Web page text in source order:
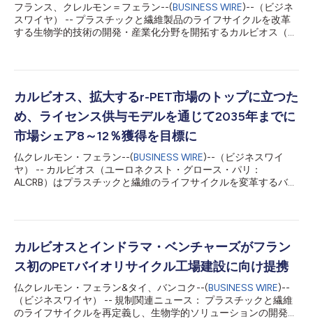
フランス、クレルモン＝フェラン--(BUSINESS WIRE)--（ビジネ
スワイヤ） -- プラスチックと繊維製品のライフサイクルを改革
する生物学的技術の開発・産業化分野を開拓するカルビオス（ユ
会いのもと、繊維前処理ラインを稼働開始しました。現在は手作
るために、当社は完全統合型の自動化ラインを開発しました。酵
素バイオリサイクル・プロセスにより、使用済み衣類や裁断くず
から出る繊維廃棄物を解重合に適した材料に作り変えます。この
特許取得済みのラインはすべての前処理段階（破砕、ハードポイ
ントと呼ばれるボタンやファスナーなどの抽出）を統合し、当社
にとって高性能でスケーラブルな開発ツールとなります。プラッ
トフォームは今後、繊維製品用バイオリサイクル技術を実証用工
場の規模で検証する（2024年まで）のに役立ちます。また当社
カルビオス、拡大するr-PET市場のトップに立つた
め、ライセンス供与モデルを通じて2035年までに
市場シェア8～12％獲得を目標に
仏クレルモン・フェラン--(BUSINESS WIRE)--（ビジネスワイ
ヤ） -- カルビオス（ユーロネクスト・グロース・パリ：
ALCRB）はプラスチックと繊維のライフサイクルを変革するバイ
を開催し、2030年と2035年に向けたビジネスモデルの詳細を明
ヤーとして、2030年までに4～8％、2035年までに8～12％とい
う市場シェアの抱負を発表しました。 こちらをクリックして、
ライブ配信（6月6日午後2時CET）に参加するか、録画を視聴 最
高経営責任者（CEO）エマニュエル・ラデント およびカルビオ
ス幹部 2023年6月6日午後2時CET～午後4時CET（パリ時間）
https://edge.media-server.com/mmc/p/u2qw4cir フランス直通
電話：+33 170918704 / 英国直通電話：+44 1 212818004 1.価
カルビオスとインドラマ・ベンチャーズがフラン
ス初のPETバイオリサイクル工場建設に向け提携
仏クレルモン・フェラン&タイ、バンコク--(BUSINESS WIRE)--
（ビジネスワイヤ） -- 規制関連ニュース： プラスチックと繊維
のライフサイクルを再定義し、生物学的ソリューションの開発と